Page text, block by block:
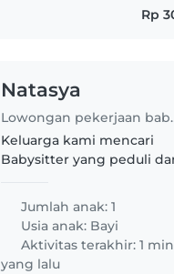
Rp
Natasya
Lowongan
Keluarga kami mencari
Babysitter yang peduli
energik, penasaran, dan
Lebih dari itu, pengalaman
dengan kebutuhan khusus
sangat diharapkan...
Jumlah anak: 1
Usia anak: Bayi
Aktivitas terakhir: 1
yang lalu